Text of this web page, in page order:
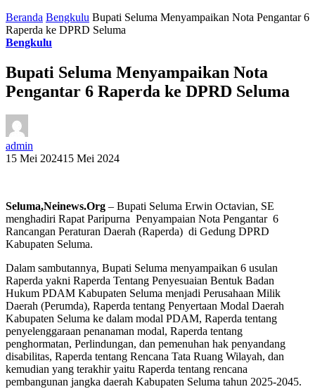
Beranda Bengkulu Bupati Seluma Menyampaikan Nota Pengantar 6
Raperda ke DPRD Seluma
Bengkulu
Bupati Seluma Menyampaikan Nota
Pengantar 6 Raperda ke DPRD Seluma
admin
15 Mei 202415 Mei 2024
Seluma,Neinews.Org – Bupati Seluma Erwin Octavian, SE
menghadiri Rapat Paripurna Penyampaian Nota Pengantar 6
Rancangan Peraturan Daerah (Raperda) di Gedung DPRD
Kabupaten Seluma.
Dalam sambutannya, Bupati Seluma menyampaikan 6 usulan
Raperda yakni Raperda Tentang Penyesuaian Bentuk Badan
Hukum PDAM Kabupaten Seluma menjadi Perusahaan Milik
Daerah (Perumda), Raperda tentang Penyertaan Modal Daerah
Kabupaten Seluma ke dalam modal PDAM, Raperda tentang
penyelenggaraan penanaman modal, Raperda tentang
penghormatan, Perlindungan, dan pemenuhan hak penyandang
disabilitas, Raperda tentang Rencana Tata Ruang Wilayah, dan
kemudian yang terakhir yaitu Raperda tentang rencana
pembangunan jangka daerah Kabupaten Seluma tahun 2025-2045.